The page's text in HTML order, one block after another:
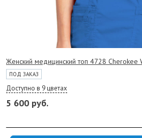
Женский медицинский топ 4728 Cherokee
ПОД ЗАКАЗ
Доступно в 9 цветах
5 600 руб.